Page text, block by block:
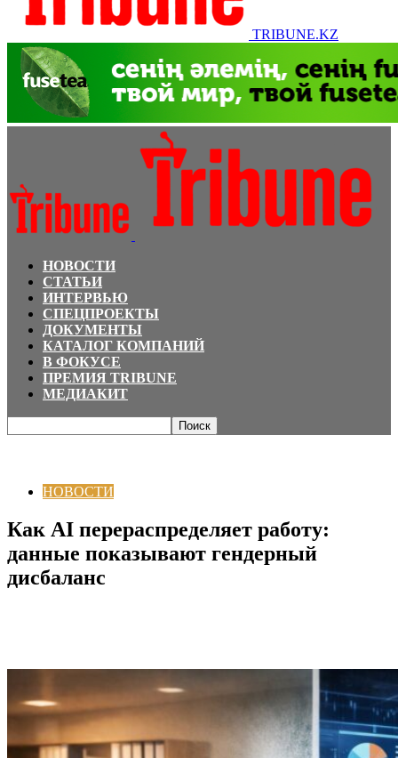
TRIBUNE.KZ
НОВОСТИ
СТАТЬИ
ИНТЕРВЬЮ
СПЕЦПРОЕКТЫ
ДОКУМЕНТЫ
КАТАЛОГ КОМПАНИЙ
В ФОКУСЕ
ПРЕМИЯ TRIBUNE
МЕДИАКИТ
НОВОСТИ
Как AI перераспределяет работу:
данные показывают гендерный
дисбаланс